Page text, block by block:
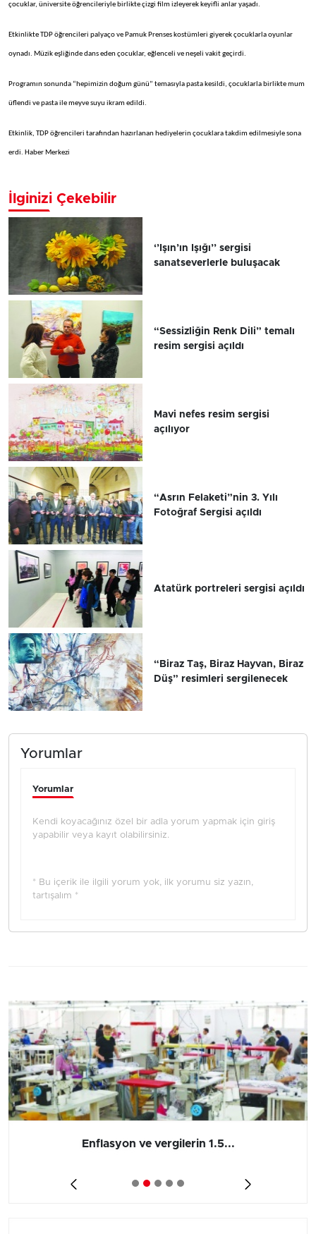
çocuklar, üniversite öğrencileriyle birlikte çizgi film izleyerek keyifli anlar yaşadı.
Etkinlikte TDP öğrencileri palyaço ve Pamuk Prenses kostümleri giyerek çocuklarla oyunlar
oynadı. Müzik eşliğinde dans eden çocuklar, eğlenceli ve neşeli vakit geçirdi.
Programın sonunda “hepimizin doğum günü” temasıyla pasta kesildi, çocuklarla birlikte mum
üflendi ve pasta ile meyve suyu ikram edildi.
Etkinlik, TDP öğrencileri tarafından hazırlanan hediyelerin çocuklara takdim edilmesiyle sona
erdi. Haber Merkezi
İlginizi Çekebilir
‘’Işın’ın Işığı’’ sergisi
sanatseverlerle buluşacak
“Sessizliğin Renk Dili” temalı
resim sergisi açıldı
Mavi nefes resim sergisi
açılıyor
“Asrın Felaketi”nin 3. Yılı
Fotoğraf Sergisi açıldı
Atatürk portreleri sergisi açıldı
“Biraz Taş, Biraz Hayvan, Biraz
Düş” resimleri sergilenecek
Yorumlar
Yorumlar
Kendi koyacağınız özel bir adla yorum yapmak için giriş
yapabilir veya kayıt olabilirsiniz.
* Bu içerik ile ilgili yorum yok, ilk yorumu siz yazın,
tartışalım *
Enflasyon ve vergilerin 1.5...